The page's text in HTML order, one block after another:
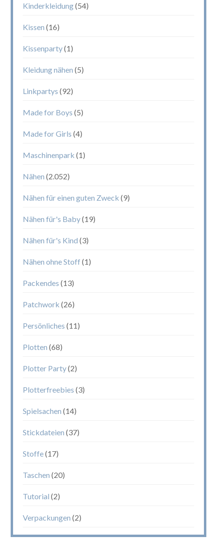
Kinderkleidung(54)
Kissen (16)
Kissenparty(1)
Kleidung nähen (5)
Linkpartys (92)
Made for Boys (5)
Made for Girls (4)
Maschinenpark (1)
Nähen (2.052)
Nähen für einen guten Zweck (9)
Nähen für's Baby(19)
Nähen für's Kind (3)
Nähen ohne Stoff (1)
Packendes (13)
Patchwork (26)
Persönliches (11)
Plotten (68)
Plotter Party(2)
Plotterfreebies (3)
Spielsachen (14)
Stickdateien (37)
Stoffe(17)
Taschen (20)
Tutorial (2)
Verpackungen (2)